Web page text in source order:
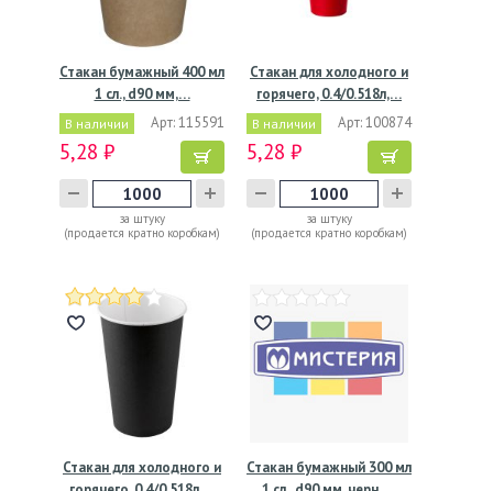
Стакан бумажный 400 мл
1 сл., d90 мм,…
В наличии Арт: 115591
5,28 ₽
за штуку
(продается кратно коробкам)
Стакан для холодного и
горячего, 0.4/0.518л,…
В наличии Арт: 100874
5,28 ₽
за штуку
(продается кратно коробкам)
Стакан для холодного и
Стакан бумажный 300 мл